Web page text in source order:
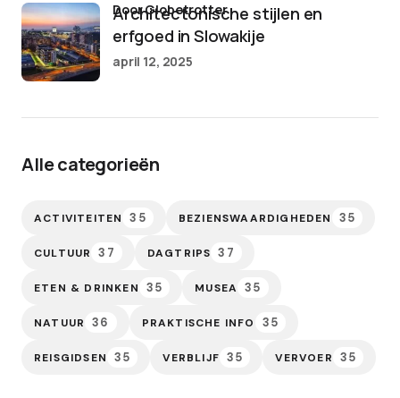
Architectonische stijlen en
erfgoed in Slowakije
door Globetrotter
april 12, 2025
Alle categorieën
ACTIVITEITEN 35 BEZIENSWAARDIGHEDEN 35
CULTUUR 37 DAGTRIPS 37
ETEN & DRINKEN 35 MUSEA 35
NATUUR 36 PRAKTISCHE INFO 35
REISGIDSEN 35 VERBLIJF 35 VERVOER 35